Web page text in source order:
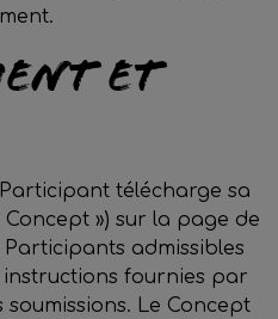
et
télécharge sa
») sur la page de
admissibles
instructions fournies par
soumissions. Le Concept